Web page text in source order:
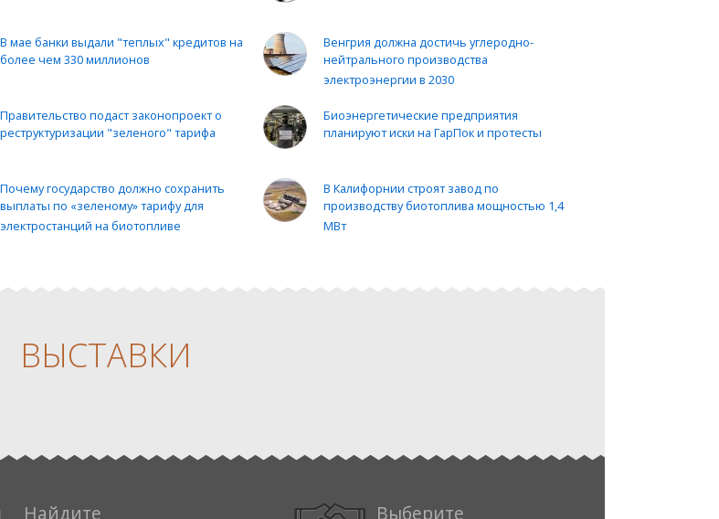
В мае банки выдали "теплых" кредитов на
более чем 330 миллионов
Венгрия должна достичь углеродно-
нейтрального производства
электроэнергии в 2030
Правительство подаст законопроект о
реструктуризации "зеленого" тарифа
Биоэнергетические предприятия
планируют иски на ГарПок и протесты
Почему государство должно сохранить
выплаты по «зеленому» тарифу для
электростанций на биотопливе
В Калифорнии строят завод по
производству биотоплива мощностью 1,4
МВт
ВЫСТАВКИ
Найдите Выберите